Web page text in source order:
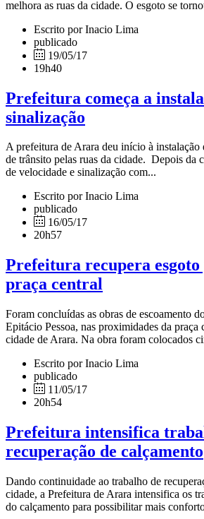
melhora as ruas da cidade. O esgoto se
Escrito por Inacio Lima
publicado
19/05/17
19h40
Prefeitura começa a
sinalização
A prefeitura de Arara deu início à instalação
de trânsito pelas ruas da cidade. Depois da
de velocidade e sinalização com...
Escrito por Inacio Lima
publicado
16/05/17
20h57
Prefeitura recupera
praça central
Foram concluídas as obras de escoamento
Epitácio Pessoa, nas proximidades da praça
cidade de Arara. Na obra foram colocados
Escrito por Inacio Lima
publicado
11/05/17
20h54
Prefeitura intensifica
recuperação de calçamento
Dando continuidade ao trabalho de
cidade, a Prefeitura de Arara intensifica os
do calçamento para possibilitar mais